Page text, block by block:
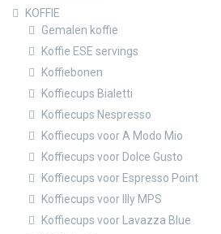
KOFFIE
Gemalen koffie
Koffie ESE servings
Koffiebonen
Koffiecups Bialetti
Koffiecups Nespresso
Koffiecups voor A Modo Mio
Koffiecups voor Dolce Gusto
Koffiecups voor Espresso Point
Koffiecups voor Illy MPS
Koffiecups voor Lavazza Blue